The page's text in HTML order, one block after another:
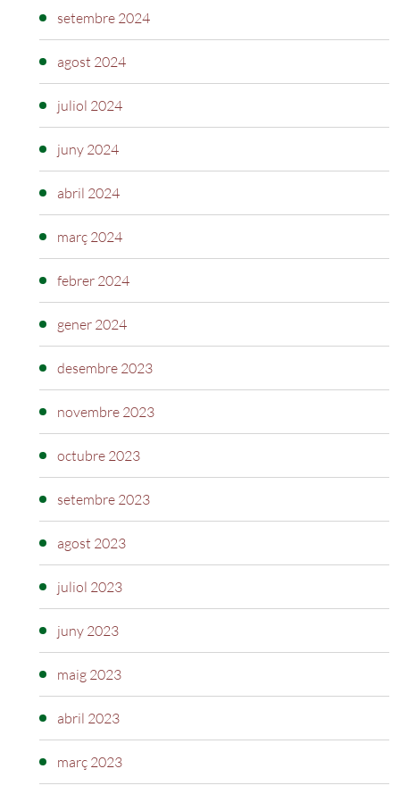
setembre 2024
agost 2024
juliol 2024
juny 2024
abril 2024
març 2024
febrer 2024
gener 2024
desembre 2023
novembre 2023
octubre 2023
setembre 2023
agost 2023
juliol 2023
juny 2023
maig 2023
abril 2023
març 2023